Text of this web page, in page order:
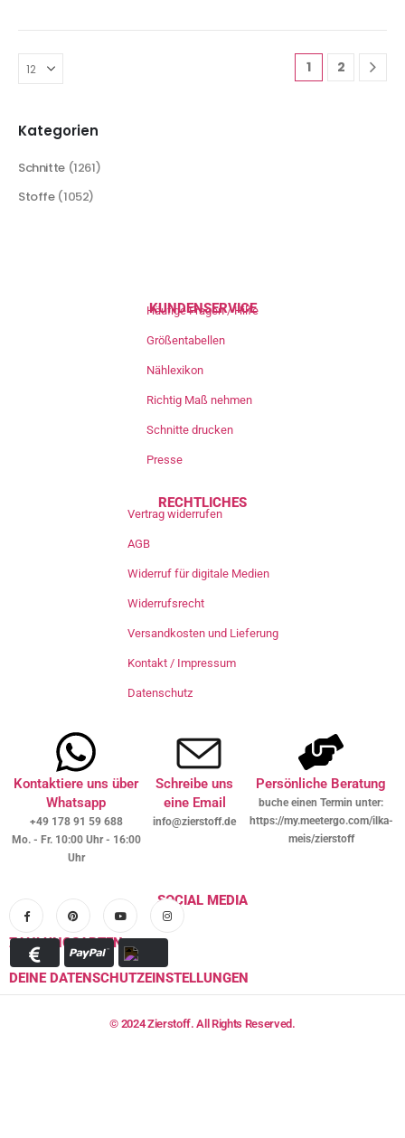
1 2
Kategorien
Schnitte (1261)
Stoffe (1052)
KUNDENSERVICE
Häufige Fragen / Hilfe
Größentabellen
Nählexikon
Richtig Maß nehmen
Schnitte drucken
Presse
RECHTLICHES
Vertrag widerrufen
AGB
Widerruf für digitale Medien
Widerrufsrecht
Versandkosten und Lieferung
Kontakt / Impressum
Datenschutz
Kontaktiere uns über
Whatsapp
+49 178 91 59 688
Mo. - Fr. 10:00 Uhr - 16:00
Uhr
Schreibe uns
eine Email
info@zierstoff.de
Persönliche Beratung
buche einen Termin unter:
https://my.meetergo.com/ilka-
meis/zierstoff
SOCIAL MEDIA
ZAHLUNGSARTEN
DEINE DATENSCHUTZEINSTELLUNGEN
© 2024 Zierstoff. All Rights Reserved.